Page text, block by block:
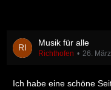
Musik für alle
Richthofen 26.
Ich habe eine schöne